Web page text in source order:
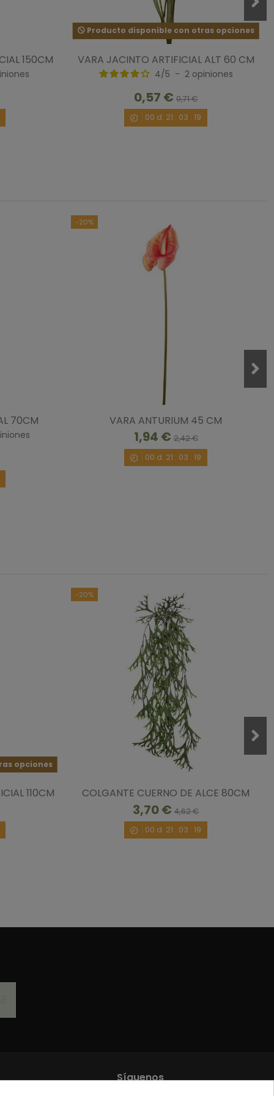
150CM
Producto disponible con otras opciones
VARA JACINTO ARTIFICIAL ALT 60 CM
4/5 - 2 opiniones
0,57 € 0,71 €
00 d. 21 : 03 :18
70CM
-20%
VARA ANTURIUM 45 CM
1,94 €2,42 €
00 d. 21 : 03 :18
opciones
110CM
-20%
COLGANTE CUERNO DE ALCE 80CM
3,70 € 4,62 €
00 d. 21 : 03 :18
Síguenos